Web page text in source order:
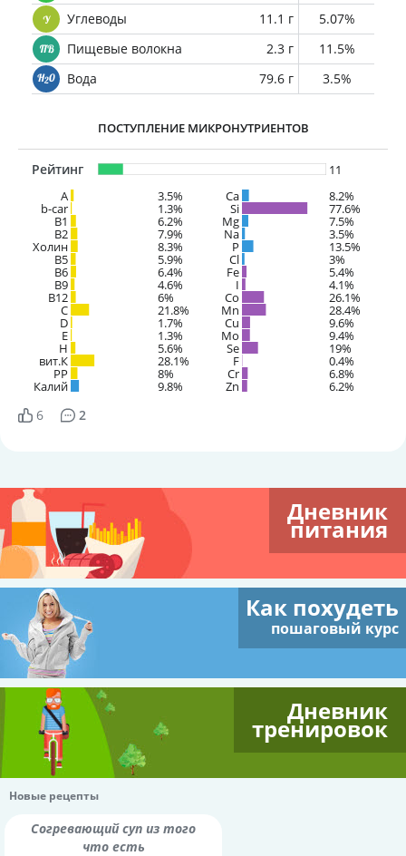
Углеводы 11.1 г
5.07%
Пищевые волокна
2.3 г
11.5%
Вода
79.6 г 3.5%
ПОСТУПЛЕНИЕ МИКРОНУТРИЕНТОВ
Рейтинг
11
A
3.5%
b-car 1.3%
В1 6.2%
B2 7.9%
Холин 8.3%
B5 5.9%
B6 6.4%
B9 4.6%
B12 6%
C 21.8%
D 1.7%
E 1.3%
H 5.6%
вит.К 28.1%
PP 8%
Калий 9.8%
Ca 8.2%
Si 77.6%
Mg 7.5%
Na 3.5%
P 13.5%
Cl 3%
Fe 5.4%
I 4.1%
Co 26.1%
Mn 28.4%
Cu 9.6%
Mo 9.4%
Se 19%
F 0.4%
Cr 6.8%
Zn 6.2%
6 2
Дневник
питания
Как похудеть
пошаговый курс
Дневник
тренировок
Новые рецепты
Согревающий суп из того
что есть